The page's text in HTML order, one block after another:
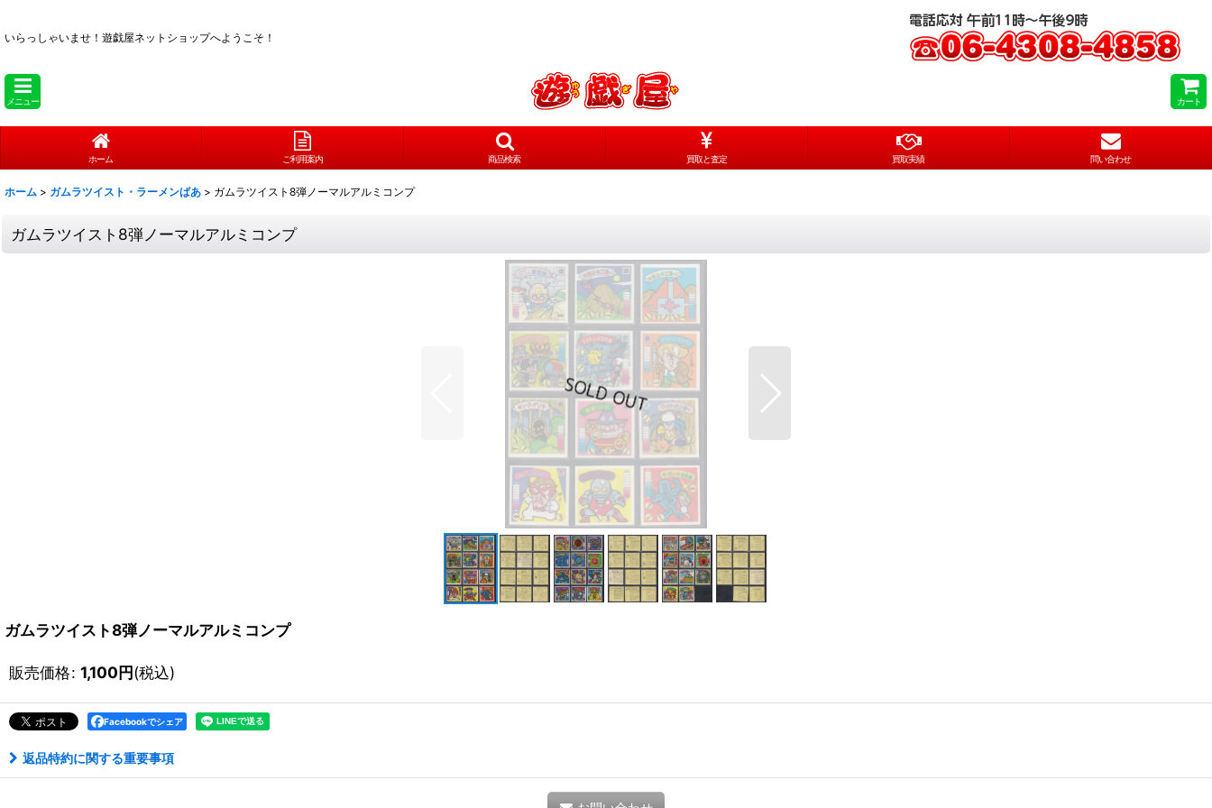
いらっしゃいませ！ 遊戯屋ネットショップへようこそ！
メニュー カート
ホーム ご利用案内 商品検索 買取と査定 買取実績 問い合わせ
ホーム > ガムラツイスト・ラーメンばあ > ガムラツイスト8弾ノーマルアルミコンプ
ガムラツイスト8弾ノーマルアルミコンプ
ガムラツイスト8弾ノーマルアルミコンプ
販売価格: 1,100円(税込)
Facebookでシェア
返品特約に関する重要事項